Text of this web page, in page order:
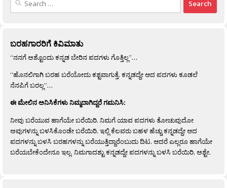
ಬರಹಗಾರರಿಗೆ ಕಿವಿಮಾತು
“ನನಗೆ ಅಶ್ಟೊಂದು ಕನ್ನಡ ಬೇರಿನ ಪದಗಳು ಗೊತ್ತಿಲ್ಲ”…
“ಹೊನಲಿಗಾಗಿ ಬರಹ ಬರೆಯೋದು ಕಶ್ಟವಾಗುತ್ತೆ. ಕನ್ನಡದ್ದೇ ಆದ ಪದಗಳು ಕೂಡಲೆ
ನೆನಪಿಗೆ ಬರಲ್ಲ”…
ಈ ಮೇಲಿನ ಅನಿಸಿಕೆಗಳು ನಿಮ್ಮದಾಗಿದ್ದರೆ ಗಮನಿಸಿ:
ನೀವು ಬರೆಯುವ ಹಾಗೆಯೇ ಬರೆಯಿರಿ. ನಿಮಗೆ ಯಾವ ಪದಗಳು ತೋಚುವುದೋ
ಅವುಗಳನ್ನು ಬಳಸಿಕೊಂಡೇ ಬರೆಯಿರಿ. ಇಲ್ಲಿ ಕೆಲವರು ಬಹಳ ಹೆಚ್ಚು ಕನ್ನಡದ್ದೇ ಆದ
ಪದಗಳನ್ನು ಬಳಸಿ ಬರಹಗಳನ್ನು ಬರೆಯುತ್ತಿದ್ದಾರೆಂಬುದು ದಿಟ. ಆದರೆ ಎಲ್ಲರೂ ಹಾಗೆಯೇ
ಬರೆಯಬೇಕೆಂದೇನೂ ಇಲ್ಲ. ನಿಮಗಾದಶ್ಟು ಕನ್ನಡದ್ದೇ ಪದಗಳನ್ನು ಬಳಸಿ ಬರೆಯಿರಿ, ಅಶ್ಟೇ.